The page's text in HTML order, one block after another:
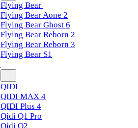
Flying Bear
Flying Bear Aone 2
Flying Bear Ghost 6
Flying Bear Reborn 2
Flying Bear Reborn 3
Flying Bear S1
QIDI
QIDI MAX 4
QIDI Plus 4
Qidi Q1 Pro
Qidi Q2